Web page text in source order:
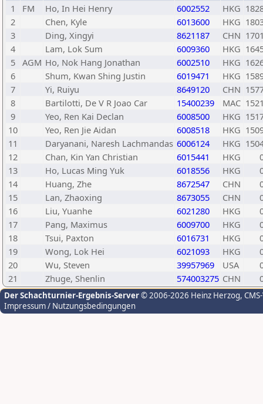
1
FM Ho, In Hei Henry 6002552 HKG
2
Chen, Kyle 6013600 HKG
3
Ding, Xingyi 8621187 CHN
4
Lam, Lok Sum 6009360 HKG
5 AGM Ho, Nok Hang Jonathan 6002510 HKG
6
Shum, Kwan Shing Justin 6019471 HKG
7
Yi, Ruiyu 8649120 CHN
8
Bartilotti, De V R Joao Car 15400239 MAC
9
Yeo, Ren Kai Declan 6008500 HKG
10
Yeo, Ren Jie Aidan 6008518 HKG
11
Daryanani, Naresh Lachmandas 6006124 HKG
12
Chan, Kin Yan Christian 6015441 HKG
13
Ho, Lucas Ming Yuk 6018556 HKG
14
Huang, Zhe 8672547 CHN
15
Lan, Zhaoxing 8673055 CHN
16
Liu, Yuanhe 6021280 HKG
17
Pang, Maximus 6009700 HKG
18
Tsui, Paxton 6016731 HKG
19
Wong, Lok Hei 6021093 HKG
20
Wu, Steven 39957969 USA
21
Zhuge, Shenlin 574003275 CHN
Der Schachturnier-Ergebnis-Server© 2006-2026 Heinz Herzog,
Impressum / Nutzungsbedingungen